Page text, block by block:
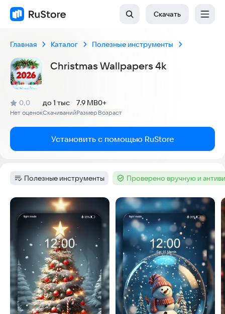
Скачать
Главная Каталог Полезные инструменты
Christmas Wallpapers 4k
Рейтинг:
0,0
(
Нет оценок
)
Скачиваний
до 1 тыс
Размер
7.9 MB
Возраст
0+
Установить с помощью RuStore
Категория:
Полезные инструменты Тег :Проверено вручную и
Скриншоты